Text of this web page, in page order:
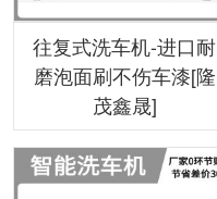
往复式洗车机-进口耐
磨泡面刷不伤车漆[隆
茂鑫晟]